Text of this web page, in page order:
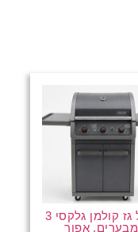
גריל גז קולמן גלקסי 3
מבערים, אפור